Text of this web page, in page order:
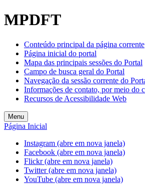
Welcome
to
One
Accessibility
screen
reader.
start
All
in
One
Accessibility
screen
reader,
press
"Ctrl
MPDFT
Conteúdo principal da página corrente
Página inicial do portal
Mapa das principais sessões do Portal
Campo de busca geral do Portal
Navegação da sessão corrente do
Informações de contato, por meio do
Recursos de Acessibilidade Web
Menu
Página Inicial
Instagram (abre em nova janela)
Facebook (abre em nova janela)
Flickr (abre em nova janela)
Twitter (abre em nova janela)
YouTube (abre em nova janela)